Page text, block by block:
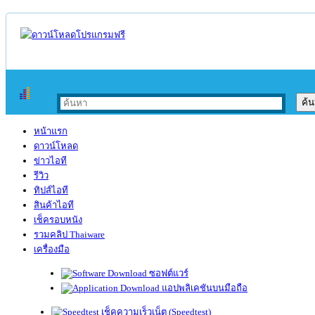
หน้าแรก
ดาวน์โหลด
ข่าวไอที
รีวิว
ทิปส์ไอที
สินค้าไอที
เช็ครอบหนัง
รวมคลิป Thaiware
เครื่องมือ
ซอฟต์แวร์
แอปพลิเคชันบนมือถือ
เช็คความเร็วเน็ต (Speedtest)